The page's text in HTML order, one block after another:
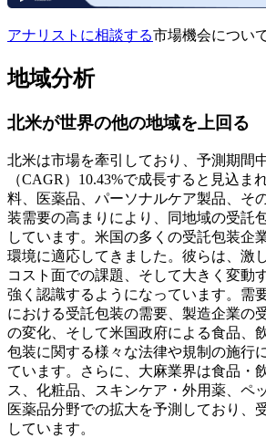
アナリストに相談する市場機会につい
地域分析
北米が世界の他の地域を上回る
北米は市場を牽引しており、予測期間
（CAGR）10.43%で成長すると見込ま
料、医薬品、パーソナルケア製品、そ
装需要の高まりにより、同地域の受託
しています。米国の多くの受託包装企
環境に適応してきました。彼らは、激
コスト面での課題、そして大きく変動
強く認識するようになっています。需
における受託包装の需要、製造企業の
の変化、そして米国政府による食品、
包装に関する様々な法律や規制の施行
ています。さらに、大麻業界は食品・
ス、化粧品、スキンケア・外用薬、ペ
医薬品分野での拡大を予測しており、
しています。